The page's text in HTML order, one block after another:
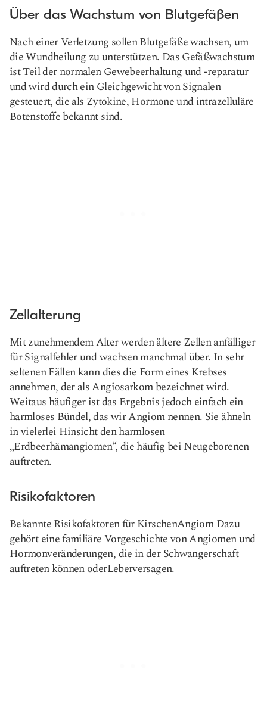
Über das Wachstum von Blutgefäßen
Nach einer Verletzung sollen Blutgefäße wachsen, um
die Wundheilung zu unterstützen. Das Gefäßwachstum
ist Teil der normalen Gewebeerhaltung und -reparatur
und wird durch ein Gleichgewicht von Signalen
gesteuert, die als Zytokine, Hormone und intrazelluläre
Botenstoffe bekannt sind.
Zellalterung
Mit zunehmendem Alter werden ältere Zellen anfälliger
für Signalfehler und wachsen manchmal über. In sehr
seltenen Fällen kann dies die Form eines Krebses
annehmen, der als Angiosarkom bezeichnet wird.
Weitaus häufiger ist das Ergebnis jedoch einfach ein
harmloses Bündel, das wir Angiom nennen. Sie ähneln
in vielerlei Hinsicht den harmlosen
„Erdbeerhämangiomen“, die häufig bei Neugeborenen
auftreten.
Risikofaktoren
Bekannte Risikofaktoren für KirschenAngiomDazu
gehört eine familiäre Vorgeschichte von Angiomen und
Hormonveränderungen, die in der Schwangerschaft
auftreten können oderLeberversagen.